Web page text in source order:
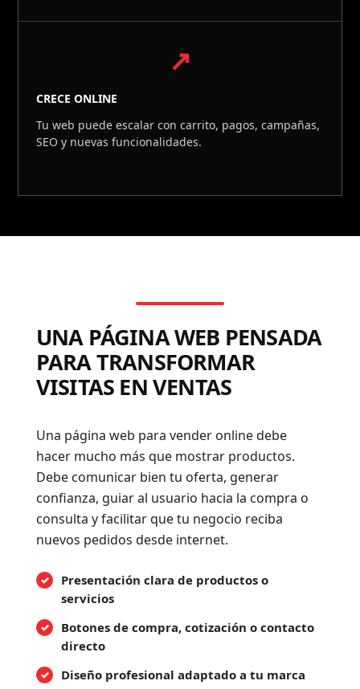
↗
CRECE ONLINE
Tu web puede escalar con carrito, pagos, campañas,
SEO y nuevas funcionalidades.
UNA PÁGINA WEB PENSADA
PARA TRANSFORMAR
VISITAS EN VENTAS
Una página web para vender online debe
hacer mucho más que mostrar productos.
Debe comunicar bien tu oferta, generar
confianza, guiar al usuario hacia la compra o
consulta y facilitar que tu negocio reciba
nuevos pedidos desde internet.
Presentación clara de productos o
servicios
Botones de compra, cotización o contacto
directo
Diseño profesional adaptado a tu marca